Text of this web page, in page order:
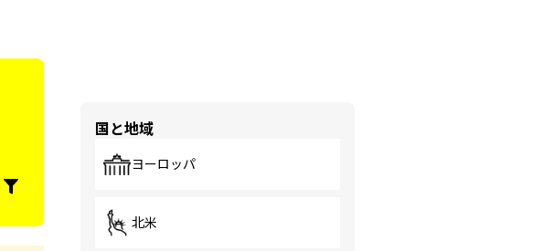
国と地域
ヨーロッパ
北米